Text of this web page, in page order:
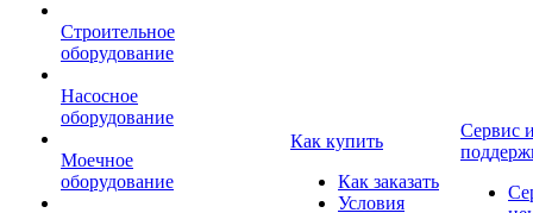
Строительное
оборудование
Насосное
оборудование
Моечное
оборудование
Как купить
Как заказать
Условия
Сервис